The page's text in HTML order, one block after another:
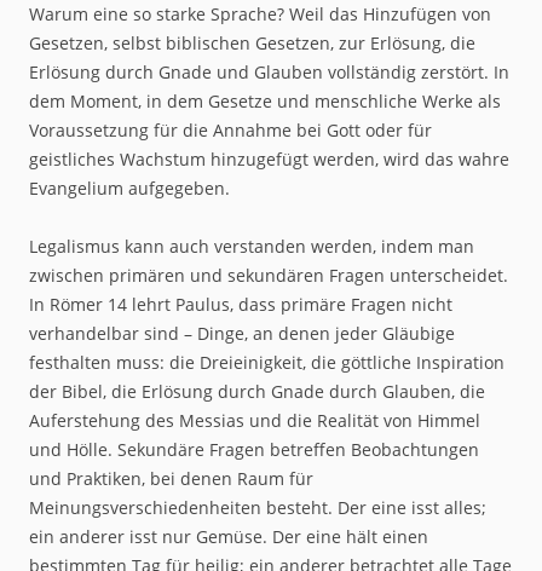
Warum eine so starke Sprache? Weil das Hinzufügen von
Gesetzen, selbst biblischen Gesetzen, zur Erlösung, die
Erlösung durch Gnade und Glauben vollständig zerstört. In
dem Moment, in dem Gesetze und menschliche Werke als
Voraussetzung für die Annahme bei Gott oder für
geistliches Wachstum hinzugefügt werden, wird das wahre
Evangelium aufgegeben.
Legalismus kann auch verstanden werden, indem man
zwischen primären und sekundären Fragen unterscheidet.
In Römer 14 lehrt Paulus, dass primäre Fragen nicht
verhandelbar sind – Dinge, an denen jeder Gläubige
festhalten muss: die Dreieinigkeit, die göttliche Inspiration
der Bibel, die Erlösung durch Gnade durch Glauben, die
Auferstehung des Messias und die Realität von Himmel
und Hölle. Sekundäre Fragen betreffen Beobachtungen
und Praktiken, bei denen Raum für
Meinungsverschiedenheiten besteht. Der eine isst alles;
ein anderer isst nur Gemüse. Der eine hält einen
bestimmten Tag für heilig; ein anderer betrachtet alle Tage